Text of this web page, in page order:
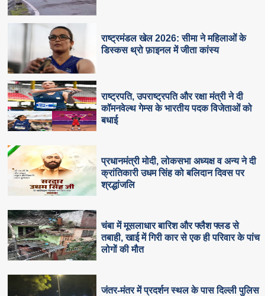
राष्ट्रमंडल खेल 2026: सीमा ने महिलाओं के
डिस्कस थ्रो फ़ाइनल में जीता कांस्य
राष्ट्रपति, उपराष्ट्रपति और रक्षा मंत्री ने दी
कॉमनवेल्थ गेम्स के भारतीय पदक विजेताओं को
बधाई
प्रधानमंत्री मोदी, लोकसभा अध्यक्ष व अन्य ने दी
क्रांतिकारी उधम सिंह को बलिदान दिवस पर
श्रद्धांजलि
चंबा में मूसलाधार बारिश और फ्लैश फ्लड से
तबाही, खाई में गिरी कार से एक ही परिवार के पांच
लोगों की मौत
जंतर-मंतर में प्रदर्शन स्थल के पास दिल्ली पुलिस